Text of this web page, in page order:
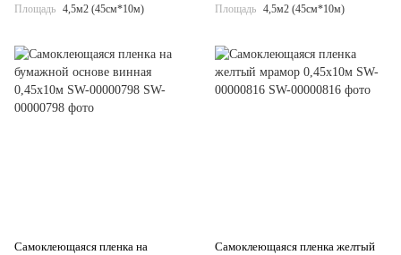
Площадь 4,5м2 (45см*10м) Площадь 4,5м2 (45см*10м)
Самоклеющаяся пленка на
Самоклеющаяся пленка желтый